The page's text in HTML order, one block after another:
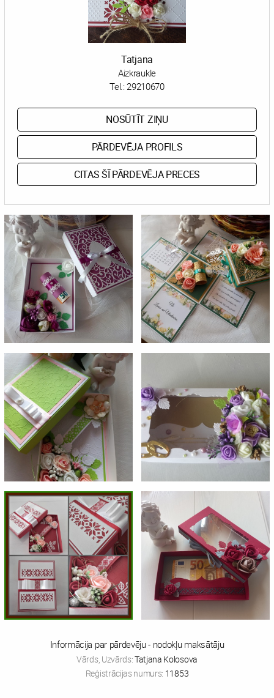
Tatjana
Aizkraukle
Tel.:29210670
NOSŪTĪT ZIŅU
PĀRDEVĒJA PROFILS
CITAS ŠĪ PĀRDEVĒJA PRECES
Informācija par pārdevēju - nodokļu maksātāju
Vārds, Uzvārds:Tatjana Kolosova
Reģistrācijas numurs: 11853